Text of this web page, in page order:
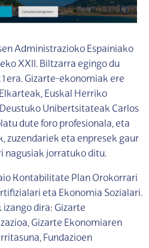
Administrazioko Espainiako
XXII. Biltzarra egingo du
Gizarte-ekonomiak ere
Euskal Herriko
Unibertsitateak Carlos
dute foro profesionala, eta
zuzendariek eta enpresek gaur
nagusiak jorratuko ditu.
Kontabilitate Plan Orokorrari
eta Ekonomia Sozialari.
izango dira: Gizarte
Gizarte Ekonomiaren
Fundazioen